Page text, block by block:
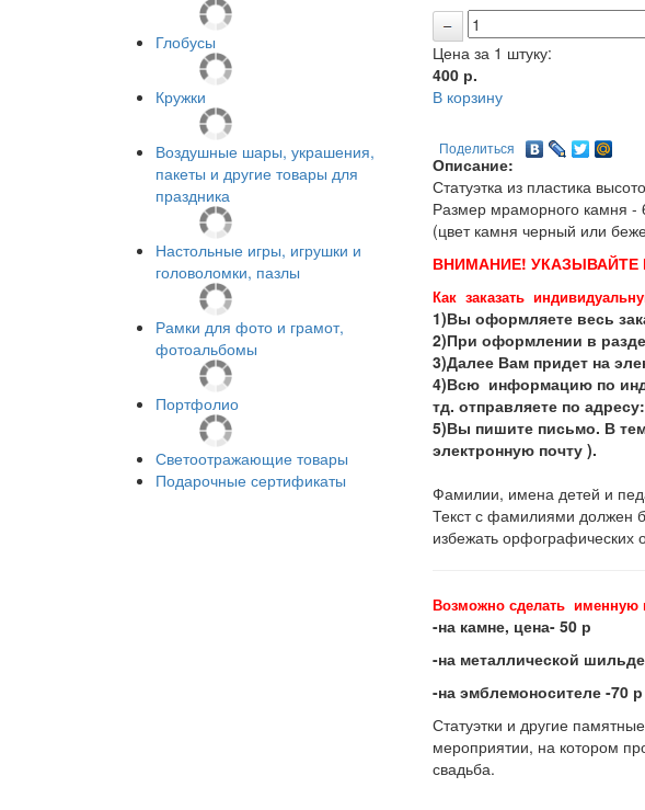
Глобусы
Кружки
Воздушные шары, украшения,
пакеты и другие товары для
праздника
Настольные игры, игрушки и
головоломки, пазлы
Рамки для фото и грамот,
фотоальбомы
Портфолио
Светоотражающие товары
Подарочные сертификаты
Цена за 1 штуку:
400р.
В корзину
Поделиться
Описание:
Статуэтка из пластика
Размер мраморного камня -
(цвет камня черный или
ВНИМАНИЕ!
Как заказать
1)Вы оформляете весь
2)При оформлении в
3)Далее Вам придет на
4)Всю информацию по
тд. отправляете по
5)Вы пишите письмо. В
электронную почту ).
Фамилии, имена детей и
Текст с фамилиями должен
избежать орфографических
Возможно сделать именную
-на камне, цена- 50 р
-на металлической
-на эмблемоносителе -70 р
Статуэтки и другие
мероприятии, на котором
свадьба.